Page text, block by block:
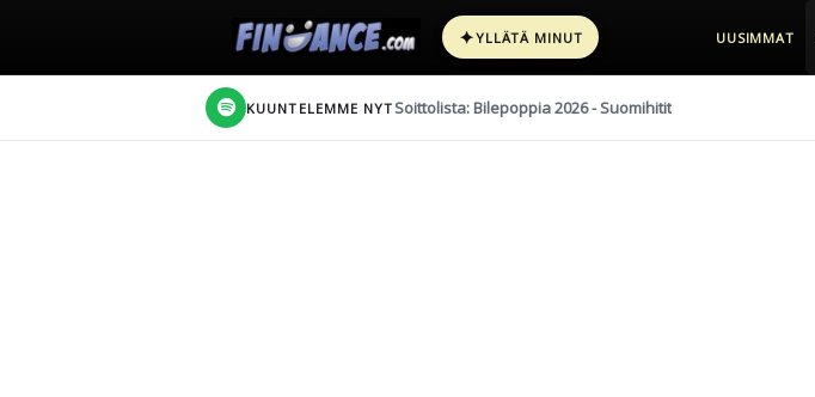
✦YLLÄTÄ MINUT UUSIMMAT
KUUNTELEMME NYT Soittolista: Bilepoppia 2026 - Suomihitit